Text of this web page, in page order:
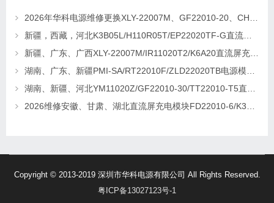
Copyright © 2013-2019 深圳市华科电源有限公司 All Rights Reserved.
粤ICP备13027123号-1